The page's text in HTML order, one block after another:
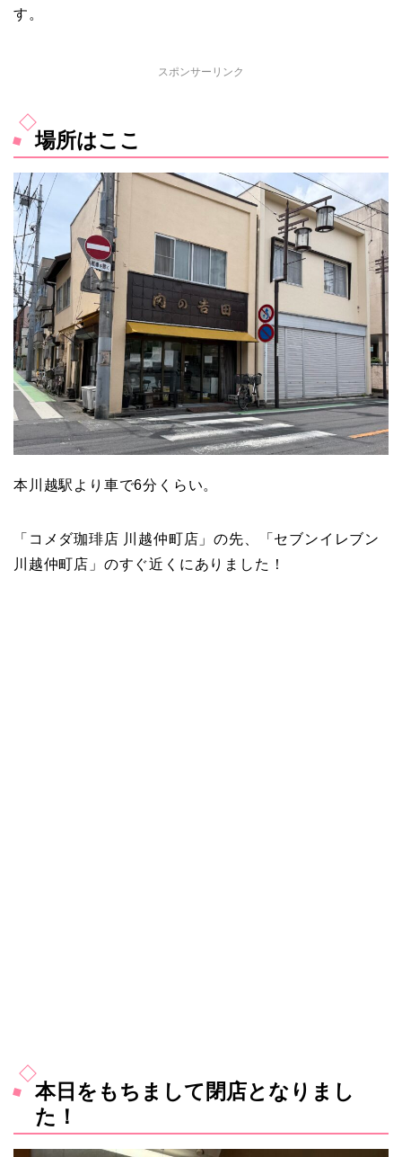
す。
スポンサーリンク
場所はここ
本川越駅より車で6分くらい。
「コメダ珈琲店 川越仲町店」の先、「セブンイレブン
川越仲町店」のすぐ近くにありました！
本日をもちまして閉店となりまし
た！